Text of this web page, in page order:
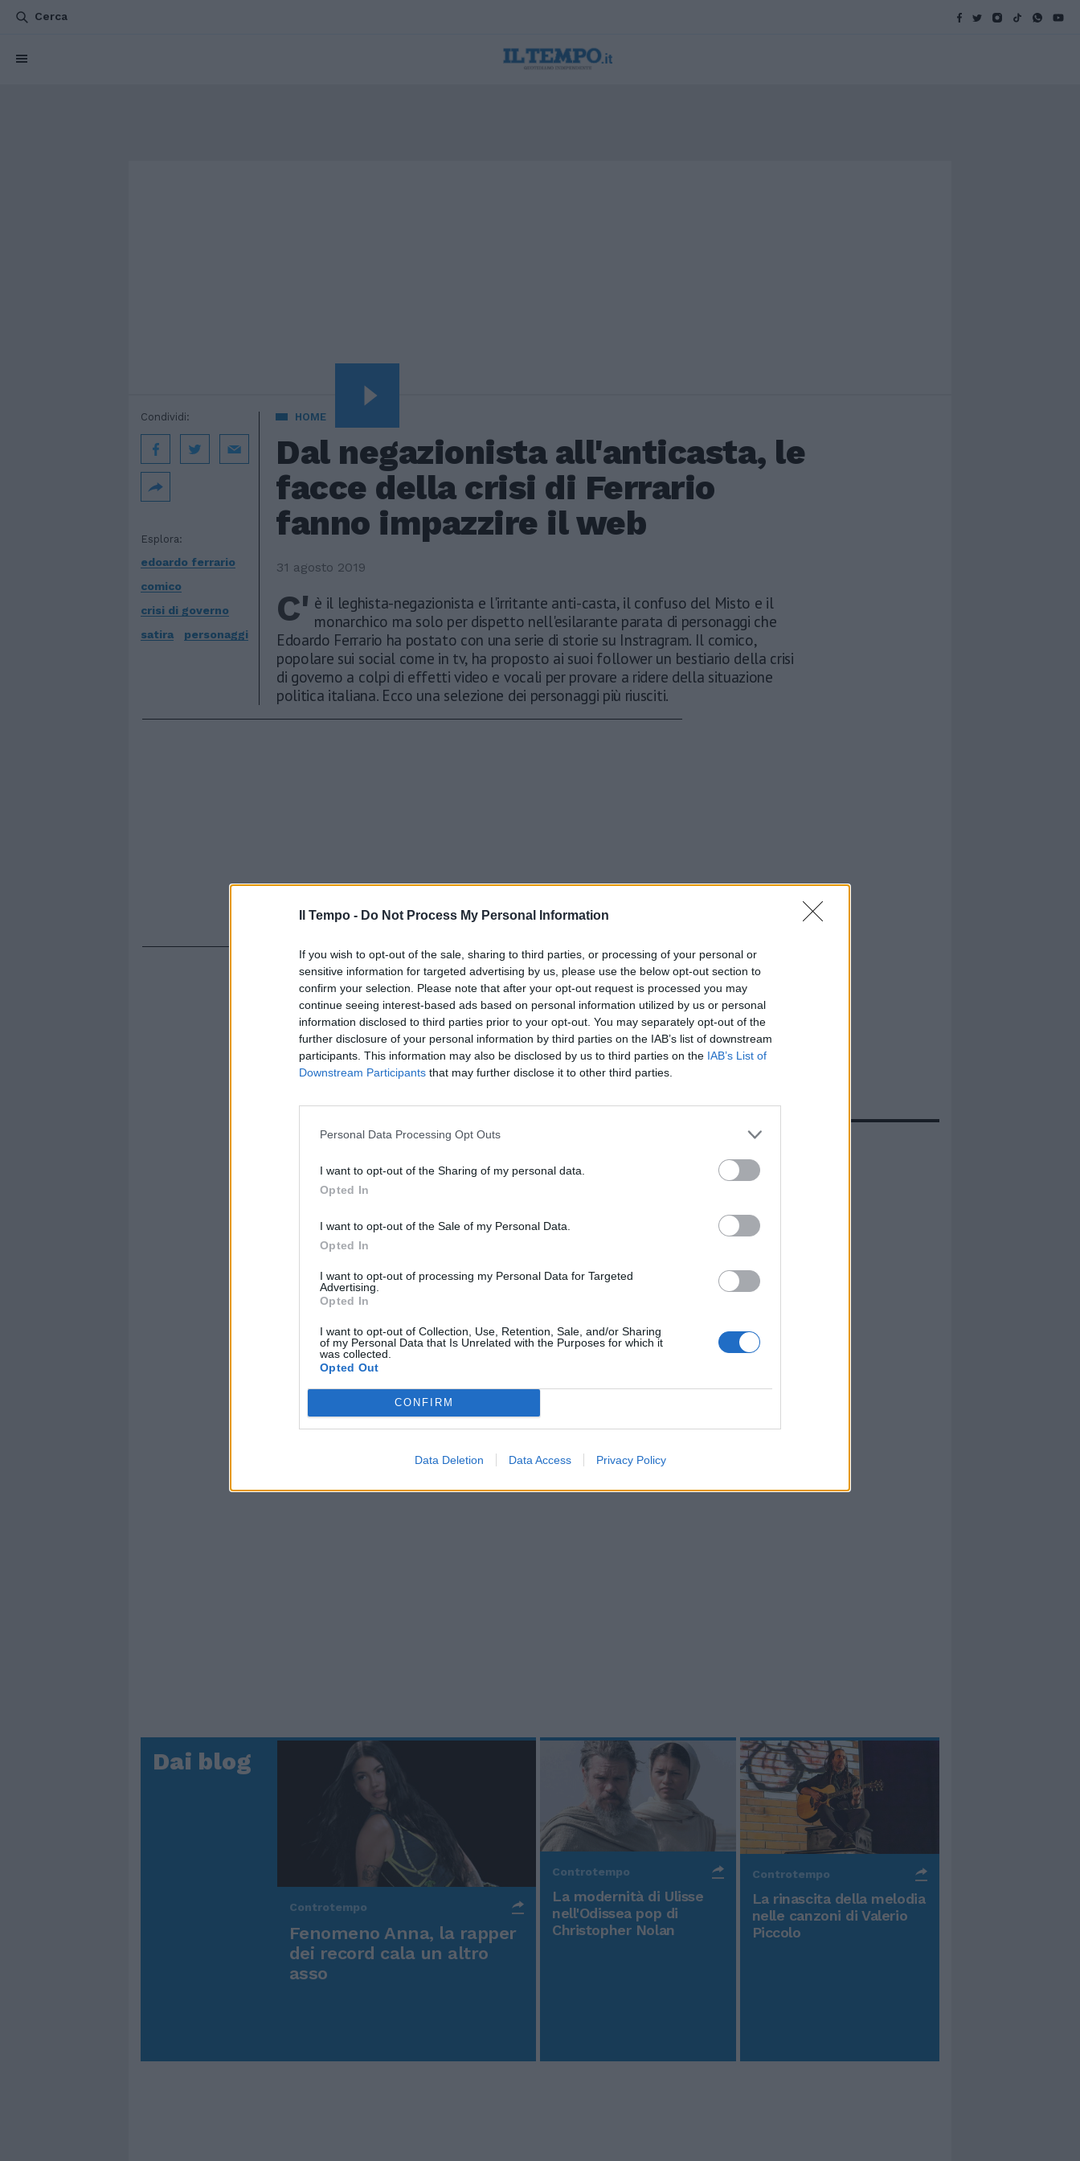
Il Tempo - Do Not Process My Personal Information
If you wish to opt-out of the sale, sharing to third parties, or processing of your personal or
sensitive information for targeted advertising by us, please use the below opt-out section to
confirm your selection. Please note that after your opt-out request is processed you may
continue seeing interest-based ads based on personal information utilized by us or personal
information disclosed to third parties prior to your opt-out. You may separately opt-out of the
further disclosure of your personal information by third parties on the IAB’s list of downstream
participants. This information may also be disclosed by us to third parties on the IAB’s List of
Downstream Participants that may further disclose it to other third parties.
Personal Data Processing Opt Outs
I want to opt-out of the Sharing of my personal data.
Opted In
I want to opt-out of the Sale of my Personal Data.
Opted In
I want to opt-out of processing my Personal Data for Targeted
Advertising.
Opted In
I want to opt-out of Collection, Use, Retention, Sale, and/or Sharing
of my Personal Data that Is Unrelated with the Purposes for which it
was collected.
Opted Out
CONFIRM
Data Deletion Data Access Privacy Policy
Cerca
Leonardo Maria Del
Vecchio dall'ex
compagna in ospedale.
Le dichiarazioni ai
giornalisti
Terremoto, viene giù
tutto: i video
Rudy Giuliani a Come
States? Trump, Meloni
e la strategia
americana
HOME
Dal negazionista all'anticasta, le
facce della crisi di Ferrario
fanno impazzire il web
31 agosto 2019
Esplora:
edoardo ferrario
comico
crisi di governo
satira
personaggi
Condividi:
C' è il leghista-negazionista e l'irritante anti-casta, il confuso del Misto e il
monarchico ma solo per dispetto nell'esilarante parata di personaggi che
Edoardo Ferrario ha postato con una serie di storie su Instragram. Il comico,
popolare sui social come in tv, ha proposto ai suoi follower un bestiario della crisi
di governo a colpi di effetti video e vocali per provare a ridere della situazione
politica italiana. Ecco una selezione dei personaggi più riusciti.
In evidenza
Dai blog
Controtempo
Fenomeno Anna, la rapper
dei record cala un altro
asso
Controtempo
La modernità di Ulisse
nell'Odissea pop di
Christopher Nolan
Controtempo
La rinascita della melodia
nelle canzoni di Valerio
Piccolo